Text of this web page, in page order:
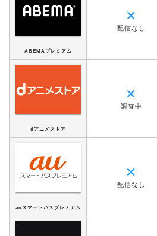
ABEMAプレミアム
✕
配信なし
dアニメストア
✕
調査中
auスマートパスプレミアム
✕
配信なし